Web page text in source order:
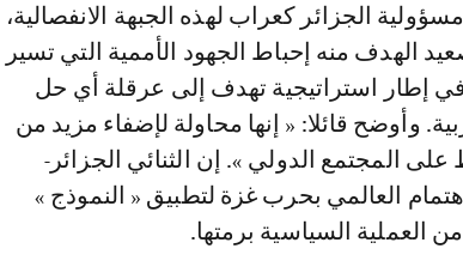
الجزائر كعراب لهذه الجبهة الانفصالية،
الهدف منه إحباط الجهود الأممية التي تسير
إطار استراتيجية تهدف إلى عرقلة أي حل
وأوضح قائلا: « إنها محاولة لإضفاء مزيد من
المجتمع الدولي ». إن الثنائي الجزائر-
العالمي بحرب غزة لتطبيق « النموذج »
العملية السياسية برمتها.